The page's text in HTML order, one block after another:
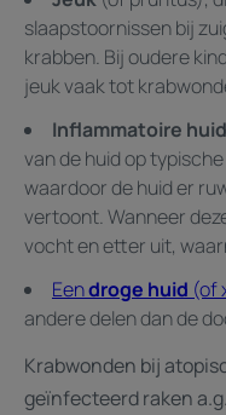
slaapstoornissen bij
krabben. Bij oudere
jeuk vaak tot
Inflammatoire
van de huid op
waardoor de huid er
vertoont. Wanneer
vocht en etter uit,
Eendroge huid (of
andere delen dan de
Krabwonden bij
geïnfecteerd raken